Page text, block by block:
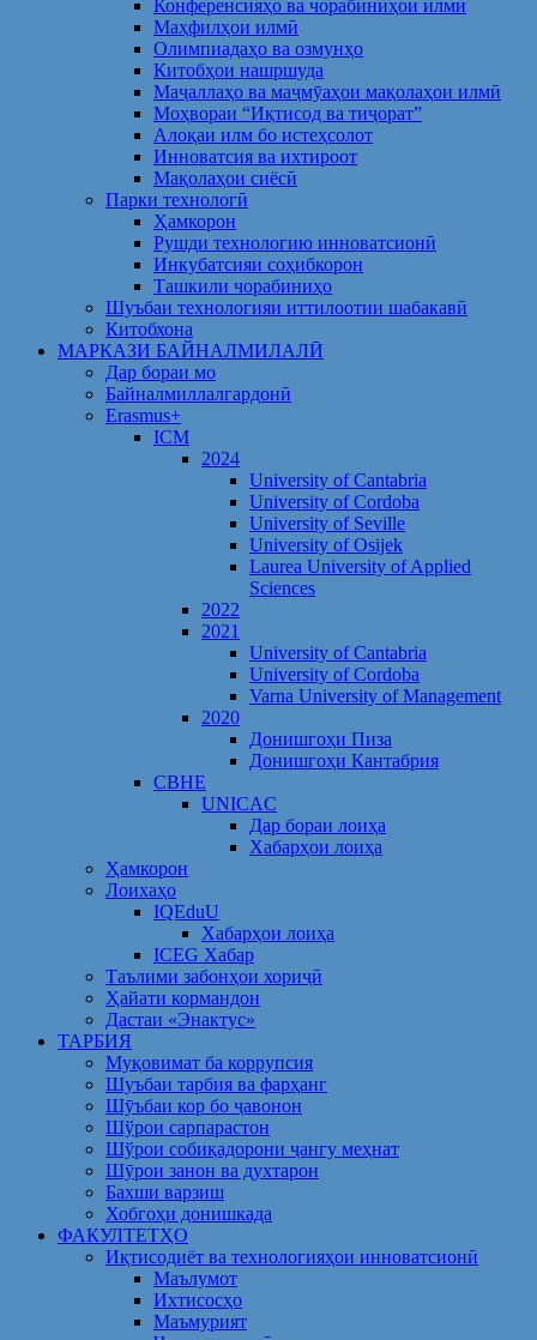
Конференсияҳо ва чорабиниҳои илмӣ
Маҳфилҳои илмӣ
Олимпиадаҳо ва озмунҳо
Китобҳои нашршуда
Маҷаллаҳо ва маҷмӯаҳои мақолаҳои илмӣ
Моҳвораи “Иқтисод ва тиҷорат”
Алоқаи илм бо истеҳсолот
Инноватсия ва ихтироот
Мақолаҳои сиёсӣ
Парки технологӣ
Ҳамкорон
Рушди технологию инноватсионӣ
Инкубатсияи соҳибкорон
Ташкили чорабиниҳо
Шуъбаи технологияи иттилоотии шабакавӣ
Китобхона
МАРКАЗИ БАЙНАЛМИЛАЛӢ
Дар бораи мо
Байналмиллалгардонӣ
Erasmus+
ICM
2024
University of Cantabria
University of Cordoba
University of Seville
University of Osijek
Laurea University of Applied
Sciences
2022
2021
University of Cantabria
University of Cordoba
Varna University of Management
2020
Донишгоҳи Пиза
Донишгоҳи Кантабрия
CBHE
UNICAC
Дар бораи лоиҳа
Хабарҳои лоиҳа
Ҳамкорон
Лоихаҳо
IQEduU
Хабарҳои лоиҳа
ICEG Хабар
Таълими забонҳои хориҷӣ
Ҳайати кормандон
Дастаи «Энактус»
ТАРБИЯ
Муқовимат ба коррупсия
Шуъбаи тарбия ва фарҳанг
Шӯъбаи кор бо ҷавонон
Шўрои сарпарастон
Шўрои собиқадорони ҷангу меҳнат
Шӯрои занон ва духтарон
Бахши варзиш
Хобгоҳи донишкада
ФАКУЛТЕТҲО
Иқтисодиёт ва технологияҳои инноватсионӣ
Маълумот
Ихтисосҳо
Маъмурият